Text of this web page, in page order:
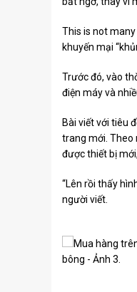
This is not
khuyến mại
Trước đó, vào
điện máy và
Bài viết với tiêu
trang mới. Theo
được thiết bị
“Lên rồi thấy
người viết.